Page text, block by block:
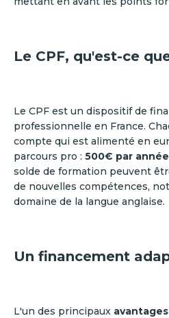
Le CPF, qu'est-ce
Le CPF est un dispositif de
professionnelle en France.
compte qui est alimenté en
parcours pro : 500€ par
solde de formation peuvent
de nouvelles compétences,
domaine de la langue anglaise.
Un financement
L'un des principaux